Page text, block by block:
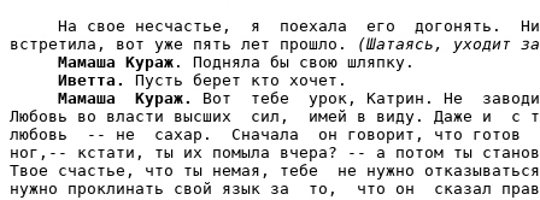
На свое несчастье,  я  поехала  его  догонять.
встретила, вот уже пять лет прошло.
(Шатаясь, уходит
Мамаша Кураж . Подняла бы свою шляпку.
Иветта.
Пусть берет кто хочет.
Мамаша  Кураж.
Вот  тебе  урок, Катрин. Не
Любовь во власти высших  сил,  имей в виду. Даже и  с
любовь  -- не  сахар.  Сначала  он говорит, что готов
ног,-- кстати, ты их помыла вчера? -- а потом ты
Твое счастье, что ты немая, тебе  не нужно
нужно проклинать свой язык за  то,  что он  сказал